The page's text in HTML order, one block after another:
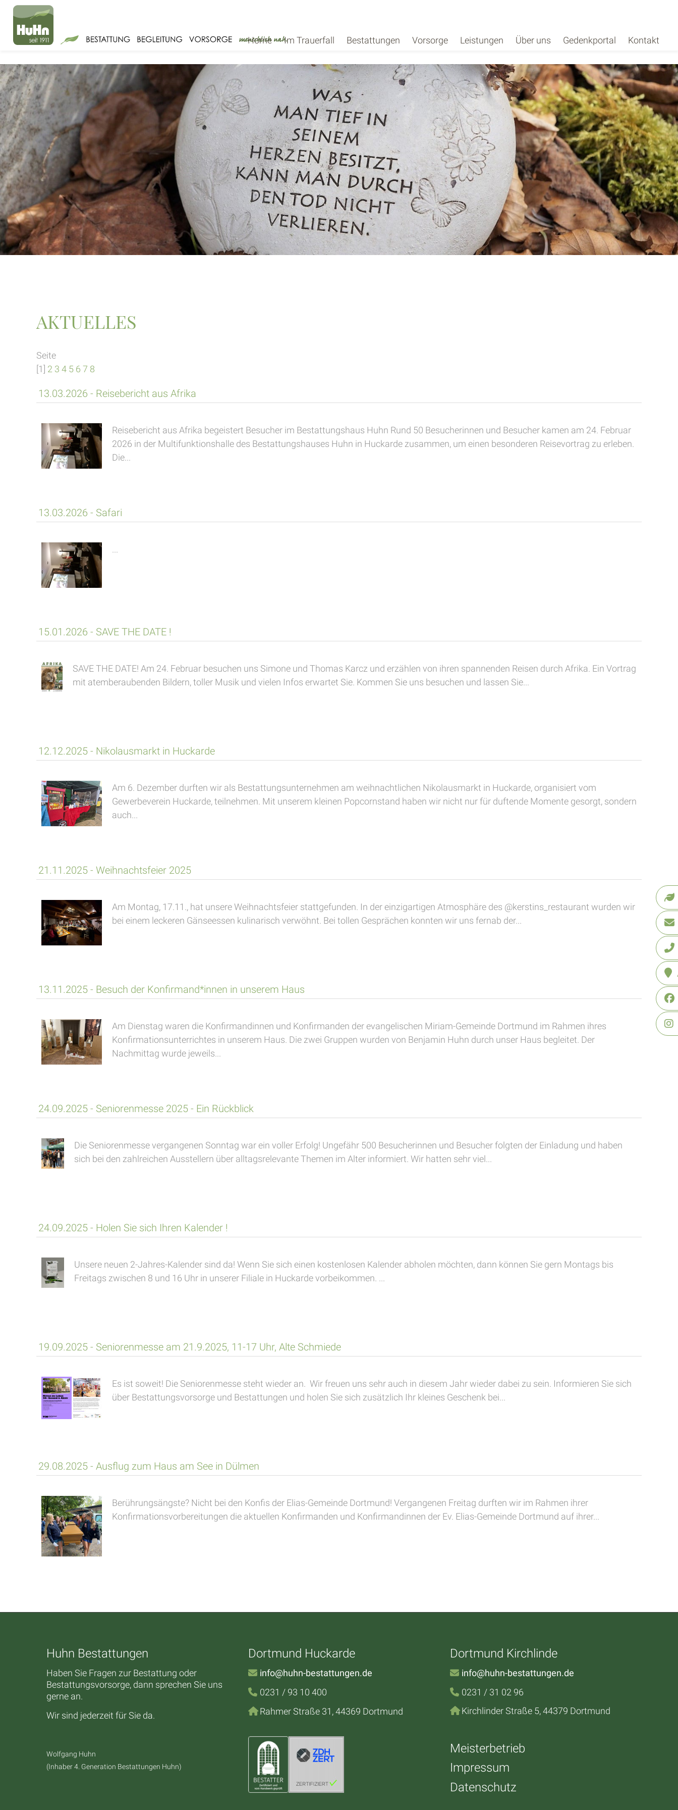
Home Im Trauerfall Bestattungen Vorsorge Leistungen Über uns Gedenkportal Kontakt
AKTUELLES
Seite
[1] 2 3 4 5 6 7 8
13.03.2026 - Reisebericht aus Afrika
Reisebericht aus Afrika begeistert Besucher im Bestattungshaus Huhn Rund 50 Besucherinnen und Besucher kamen am 24. Februar
2026 in der Multifunktionshalle des Bestattungshauses Huhn in Huckarde zusammen, um einen besonderen Reisevortrag zu erleben.
Die...
13.03.2026 - Safari
15.01.2026 - SAVE THE DATE !
SAVE THE DATE! Am 24. Februar besuchen uns Simone und Thomas Karcz und erzählen von ihren spannenden Reisen durch Afrika. Ein Vortrag
mit atemberaubenden Bildern, toller Musik und vielen Infos erwartet Sie. Kommen Sie uns besuchen und lassen Sie...
12.12.2025 - Nikolausmarkt in Huckarde
Am 6. Dezember durften wir als Bestattungsunternehmen am weihnachtlichen Nikolausmarkt in Huckarde, organisiert vom
Gewerbeverein Huckarde, teilnehmen. Mit unserem kleinen Popcornstand haben wir nicht nur für duftende Momente gesorgt, sondern
auch...
21.11.2025 - Weihnachtsfeier 2025
Am Montag, 17.11., hat unsere Weihnachtsfeier stattgefunden. In der einzigartigen Atmosphäre des @kerstins_restaurant wurden wir
bei einem leckeren Gänseessen kulinarisch verwöhnt. Bei tollen Gesprächen konnten wir uns fernab der...
13.11.2025 - Besuch der Konfirmand*innen in unserem Haus
Am Dienstag waren die Konfirmandinnen und Konfirmanden der evangelischen Miriam-Gemeinde Dortmund im Rahmen ihres
Konfirmationsunterrichtes in unserem Haus. Die zwei Gruppen wurden von Benjamin Huhn durch unser Haus begleitet. Der
Nachmittag wurde jeweils...
24.09.2025 - Seniorenmesse 2025 - Ein Rückblick
Die Seniorenmesse vergangenen Sonntag war ein voller Erfolg! Ungefähr 500 Besucherinnen und Besucher folgten der Einladung und haben
sich bei den zahlreichen Ausstellern über alltagsrelevante Themen im Alter informiert. Wir hatten sehr viel...
24.09.2025 - Holen Sie sich Ihren Kalender !
Unsere neuen 2-Jahres-Kalender sind da! Wenn Sie sich einen kostenlosen Kalender abholen möchten, dann können Sie gern Montags bis
Freitags zwischen 8 und 16 Uhr in unserer Filiale in Huckarde vorbeikommen. ...
19.09.2025 - Seniorenmesse am 21.9.2025, 11-17 Uhr, Alte Schmiede
Es ist soweit! Die Seniorenmesse steht wieder an. Wir freuen uns sehr auch in diesem Jahr wieder dabei zu sein. Informieren Sie sich
über Bestattungsvorsorge und Bestattungen und holen Sie sich zusätzlich Ihr kleines Geschenk bei...
29.08.2025 - Ausflug zum Haus am See in Dülmen
Berührungsängste? Nicht bei den Konfis der Elias-Gemeinde Dortmund! Vergangenen Freitag durften wir im Rahmen ihrer
Konfirmationsvorbereitungen die aktuellen Konfirmanden und Konfirmandinnen der Ev. Elias-Gemeinde Dortmund auf ihrer...
Huhn Bestattungen
Haben Sie Fragen zur Bestattung oder
Bestattungsvorsorge, dann sprechen Sie uns
gerne an.
Wir sind jederzeit für Sie da.
Wolfgang Huhn
(Inhaber 4. Generation Bestattungen Huhn)
Dortmund Huckarde
info@huhn-bestattungen.de
0231 / 93 10 400
Rahmer Straße 31, 44369 Dortmund
Dortmund Kirchlinde
info@huhn-bestattungen.de
0231 / 31 02 96
Kirchlinder Straße 5, 44379 Dortmund
Meisterbetrieb
Impressum
Datenschutz